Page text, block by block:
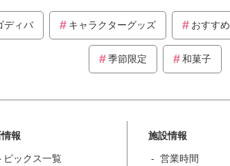
ディバ キャラクターグッズ おすすめ
季節限定 和菓子
報
ピックス一覧
施設情報
営業時間